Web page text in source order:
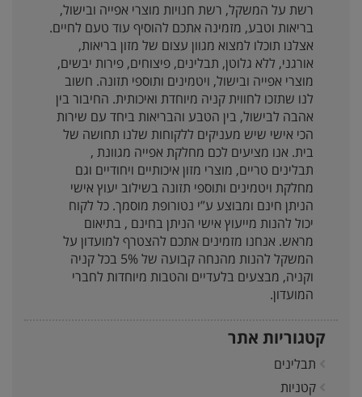
רשת על המשקל, רשת חנויות מוצרי אפייה ובישול,
בריאות וטבע, מזמינה אתכם להוסיף עוד טעם לחיים.
אצלנו תוכלו למצוא מגוון עצום של מזון בריאות,
אורגני, ללא גלוטן, תבלינים, פיצוחים, פירות יבשים,
מוצרי אפייה ובישול, ויטמינים ותוספי תזונה. חשוב
לנו שתזכו לחווית קניה מיוחדת ואיכותית. החיבור בין
אהבה לבישול, בין הטבע והבריאות ביחד עם שירות
הכי אישי שיש מעניקים ללקוחות שלנו תחושה של
בית. אנו מציעים לכם מחלקת אפייה מגוונת ,
תבלינים טריים, מוצרי מזון איכותיים ויחודיים וגם
מחלקת ויטמינים ותוספי תזונה בשילוב יעוץ אישי
הניתן חינם ומבוצע ע”י נטורופת מוסמך. כל לקוח
יכול להנות מייעוץ אישי הניתן בחינם , בתיאום
מראש. אנחנו מזמינים אתכם להצטרף למועדון על
המשקל להנות מהנחה קבועה של 5% בכל קניה
וקניה, מבצעים בלעדיים והטבות מיוחדות לחברי
המועדון.
קטגוריות אתר
תבלינים
קטניות